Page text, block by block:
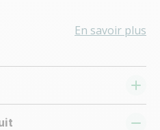
En savoir plus